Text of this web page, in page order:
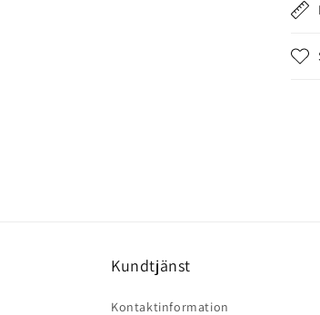
h
å
Kundtjänst
Kontaktinformation